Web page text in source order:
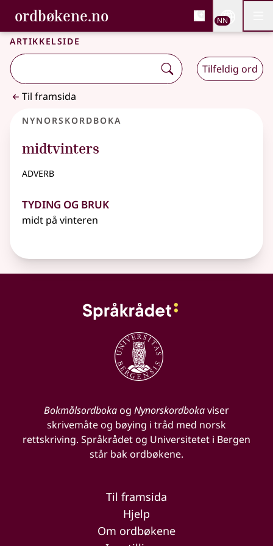
Gå til hovudinnhald
Tilgjenge
ordbøkene.no, Bokmålsordboka og
Bokmålsordboka og Nynorskordboka
NN
Artikkelside
Tilfeldig ord
Til framsida
Nynorskordboka
midtvinters
adverb
Tyding og bruk
midt på vinteren
Bokmålsordbokaog Nynorskordbokaviser
skrivemåte og bøying i tråd med norsk
rettskriving. Språkrådet og Universitetet i Bergen
står bak ordbøkene.
Til framsida
Hjelp
Om ordbøkene